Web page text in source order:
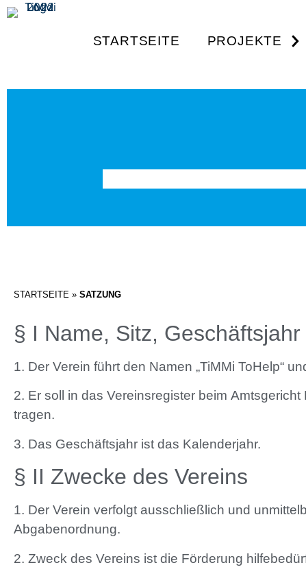
STARTSEITE PROJEKTE
STARTSEITE » SATZUNG
§ I Name, Sitz, Geschäftsjahr
1. Der Verein führt den Namen „TiMMi ToHelp“
2. Er soll in das Vereinsregister beim
tragen.
3. Das Geschäftsjahr ist das Kalenderjahr.
§ II Zwecke des Vereins
1. Der Verein verfolgt ausschließlich und
Abgabenordnung.
2. Zweck des Vereins ist die Förderung